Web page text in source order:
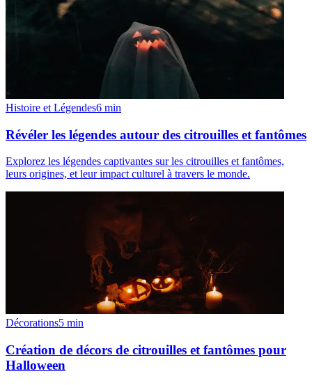
Histoire et Légendes6 min
Révéler les légendes autour des citrouilles et fantômes
Explorez les légendes captivantes sur les citrouilles et fantômes,
leurs origines, et leur impact culturel à travers le monde.
Décorations5 min
Création de décors de citrouilles et fantômes pour
Halloween